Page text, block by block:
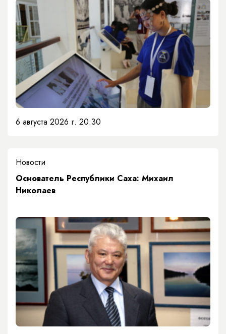
6 августа 2026 г. 20:30
Новости
Основатель Республики Саха: Михаил
Николаев